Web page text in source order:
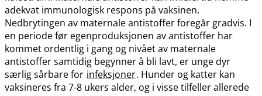
adekvat immunologisk respons på vaksinen.
Nedbrytingen av maternale antistoffer foregår gradvis. I
en periode før egenproduksjonen av antistoffer har
kommet ordentlig i gang og nivået av maternale
antistoffer samtidig begynner å bli lavt, er unge dyr
særlig sårbare for infeksjoner. Hunder og katter kan
vaksineres fra 7-8 ukers alder, og i visse tilfeller allerede